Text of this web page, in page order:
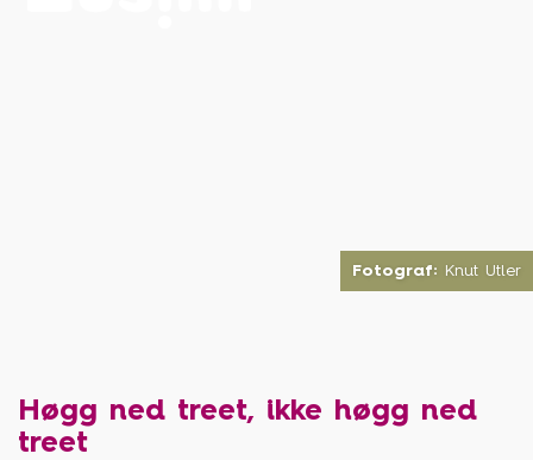
Fotograf: Knut Utler
Høgg ned treet, ikke høgg ned
treet